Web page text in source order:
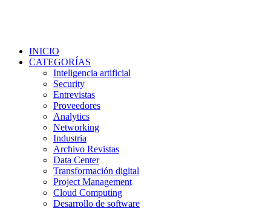
INICIO
CATEGORÍAS
Inteligencia artificial
Security
Entrevistas
Proveedores
Analytics
Networking
Industria
Archivo Revistas
Data Center
Transformación digital
Project Management
Cloud Computing
Desarrollo de software